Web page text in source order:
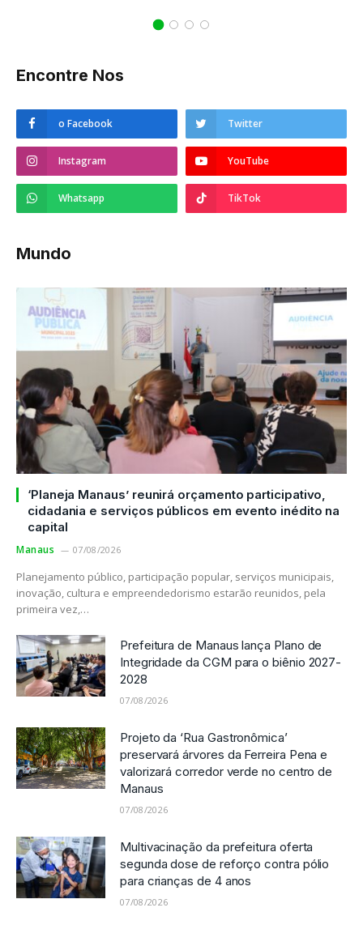
Encontre Nos
o Facebook Twitter
Instagram YouTube
Whatsapp TikTok
Mundo
‘Planeja Manaus’ reunirá orçamento participativo,
cidadania e serviços públicos em evento inédito na
capital
Manaus 07/08/2026
Planejamento público, participação popular, serviços municipais,
inovação, cultura e empreendedorismo estarão reunidos, pela
primeira vez,…
Prefeitura de Manaus lança Plano de
Integridade da CGM para o biênio 2027-
2028
07/08/2026
Projeto da ‘Rua Gastronômica’
preservará árvores da Ferreira Pena e
valorizará corredor verde no centro de
Manaus
07/08/2026
Multivacinação da prefeitura oferta
segunda dose de reforço contra pólio
para crianças de 4 anos
07/08/2026